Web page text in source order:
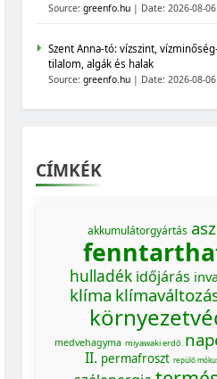
Source:greenfo.hu Date: 2026-08-06
Szent Anna-tó: vízszint,
tilalom, algák és halak
Source:greenfo.hu Date: 2026-08-06
CÍMKÉK
akkumulátorgyártás
hulladék időjárás
klíma
medvehagyma miyawaki erdő
II. permafroszt repülő